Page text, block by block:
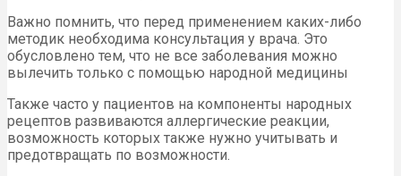
Важно помнить, что перед применением каких-либо
методик необходима консультация у врача. Это
обусловлено тем, что не все заболевания можно
вылечить только с помощью народной медицины
Также часто у пациентов на компоненты народных
рецептов развиваются аллергические реакции,
возможность которых также нужно учитывать и
предотвращать по возможности.